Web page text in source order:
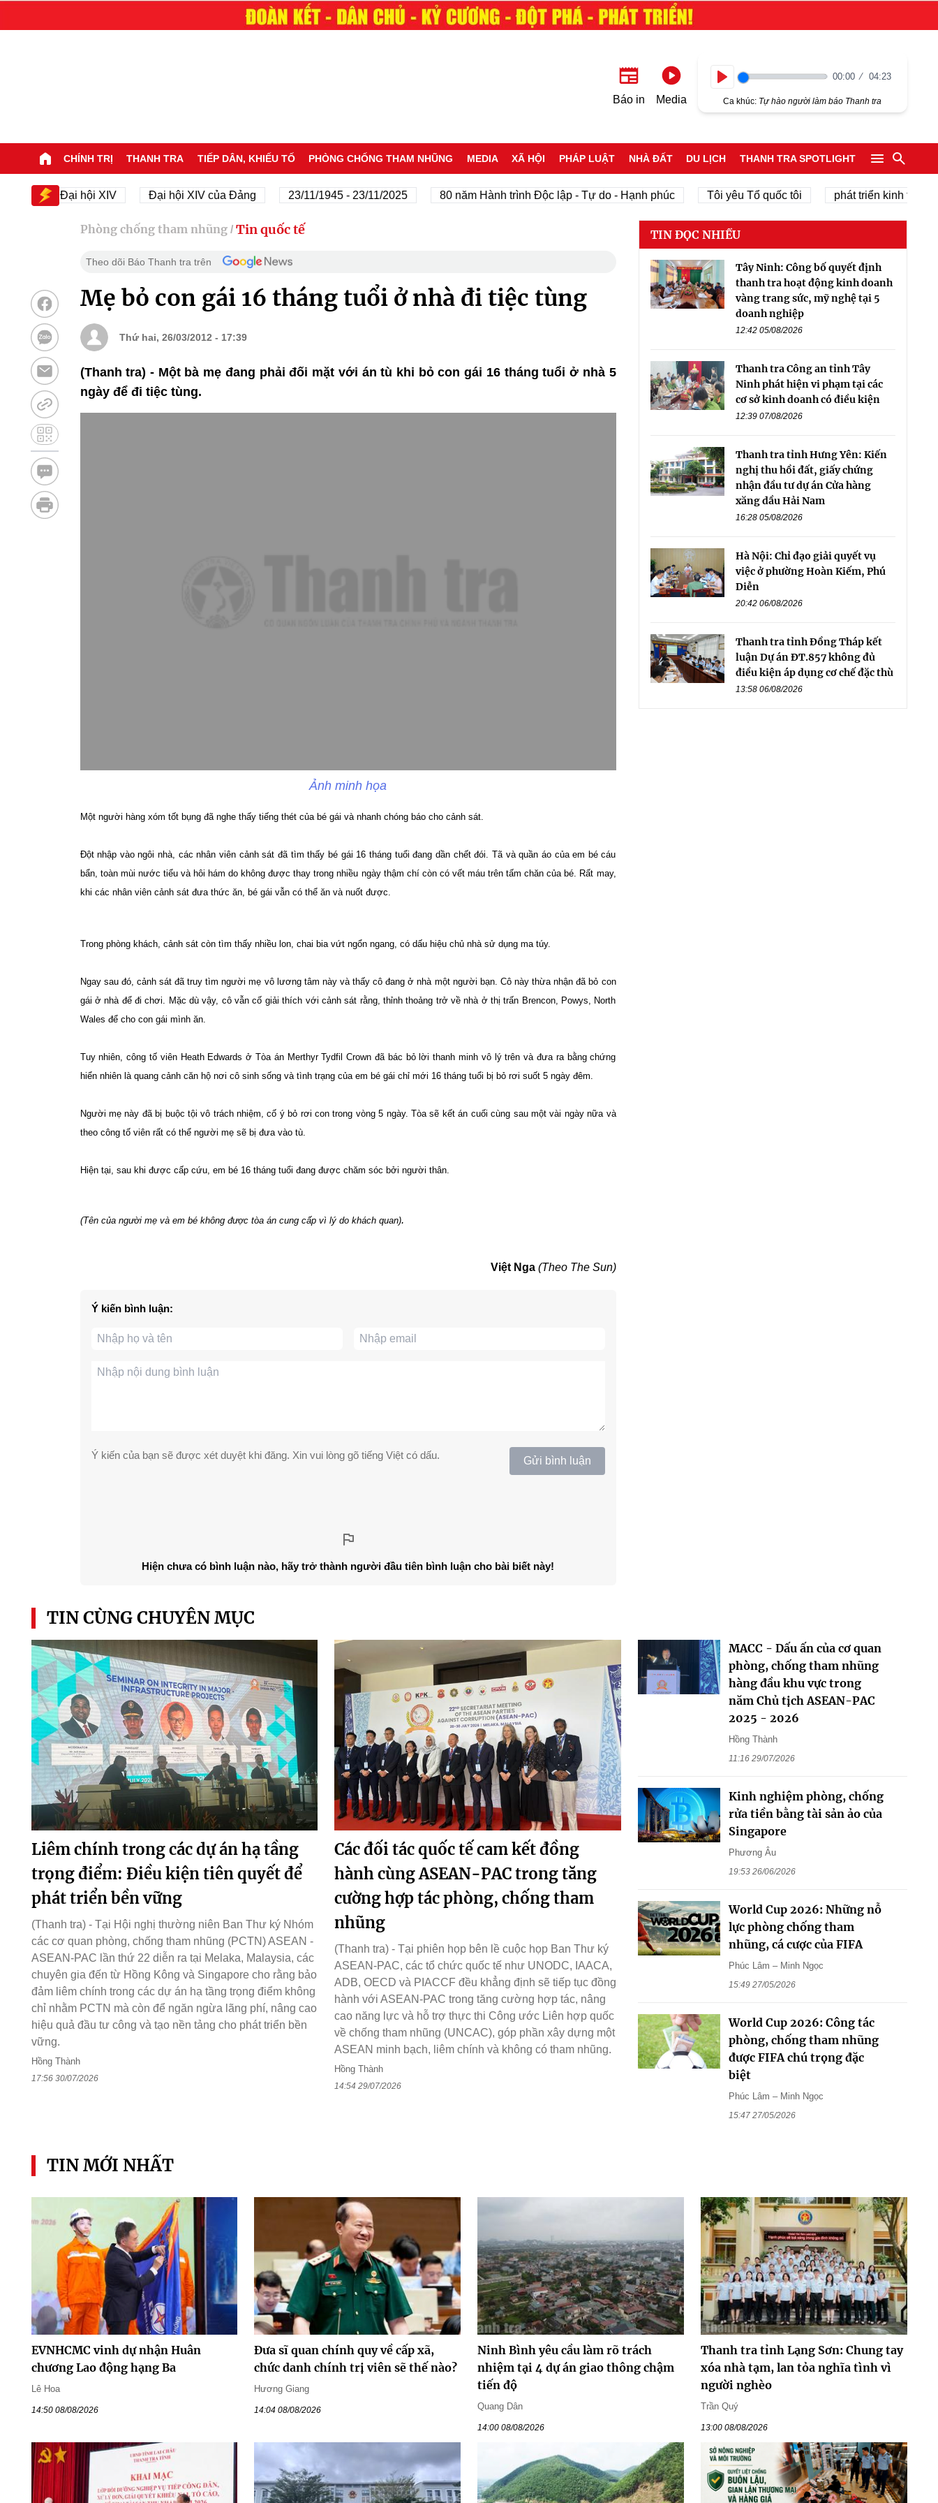
Báo in Media
00:00 04:23
Ca khúc: Tự hào người làm báo Thanh tra
CHÍNH TRỊ THANH TRA TIẾP DÂN, KHIẾU TỐ PHÒNG CHỐNG THAM NHŨNG MEDIA XÃ HỘI PHÁP LUẬT NHÀ ĐẤT DU LỊCH THANH TRA SPOTLIGHT
Đại hội XIV Đại hội XIV của Đảng 23/11/1945 - 23/11/2025 80 năm Hành trình Độc lập - Tự do - Hạnh phúc Tôi yêu Tổ quốc tôi phát triển kinh tế tư nhân
Phòng chống tham nhũng / Tin quốc tế
Theo dõi Báo Thanh tra trên
Mẹ bỏ con gái 16 tháng tuổi ở nhà đi tiệc tùng
Thứ hai, 26/03/2012 - 17:39
(Thanh tra) - Một bà mẹ đang phải đối mặt với án tù khi bỏ con gái 16 tháng tuổi ở nhà 5
ngày để đi tiệc tùng.
Ảnh minh họa
Một người hàng xóm tốt bụng đã nghe thấy tiếng thét của bé gái và nhanh chóng báo cho cảnh sát.
Đột nhập vào ngôi nhà, các nhân viên cảnh sát đã tìm thấy bé gái 16 tháng tuổi đang dần chết đói. Tã và quần áo của em bé cáu
bẩn, toàn mùi nước tiểu và hôi hám do không được thay trong nhiều ngày thậm chí còn có vết máu trên tấm chăn của bé. Rất may,
khi các nhân viên cảnh sát đưa thức ăn, bé gái vẫn có thể ăn và nuốt được.
Trong phòng khách, cảnh sát còn tìm thấy nhiều lon, chai bia vứt ngổn ngang, có dấu hiệu chủ nhà sử dụng ma túy.
Ngay sau đó, cảnh sát đã truy tìm người mẹ vô lương tâm này và thấy cô đang ở nhà một người bạn. Cô này thừa nhận đã bỏ con
gái ở nhà để đi chơi. Mặc dù vậy, cô vẫn cố giải thích với cảnh sát rằng, thỉnh thoảng trở về nhà ở thị trấn Brencon, Powys, North
Wales để cho con gái mình ăn.
Tuy nhiên, công tố viên Heath Edwards ở Tòa án Merthyr Tydfil Crown đã bác bỏ lời thanh minh vô lý trên và đưa ra bằng chứng
hiển nhiên là quang cảnh căn hộ nơi cô sinh sống và tình trạng của em bé gái chỉ mới 16 tháng tuổi bị bỏ rơi suốt 5 ngày đêm.
Người mẹ này đã bị buộc tội vô trách nhiệm, cố ý bỏ rơi con trong vòng 5 ngày. Tòa sẽ kết án cuối cùng sau một vài ngày nữa và
theo công tố viên rất có thể người mẹ sẽ bị đưa vào tù.
Hiện tại, sau khi được cấp cứu, em bé 16 tháng tuổi đang được chăm sóc bởi người thân.
(Tên của người mẹ và em bé không được tòa án cung cấp vì lý do khách quan).
Việt Nga (Theo The Sun)
Ý kiến bình luận:
Ý kiến của bạn sẽ được xét duyệt khi đăng. Xin vui lòng gõ tiếng Việt có dấu. Gửi bình luận
Hiện chưa có bình luận nào, hãy trở thành người đầu tiên bình luận cho bài biết này!
TIN ĐỌC NHIỀU
Tây Ninh: Công bố quyết định
thanh tra hoạt động kinh doanh
vàng trang sức, mỹ nghệ tại 5
doanh nghiệp
12:42 05/08/2026
Thanh tra Công an tỉnh Tây
Ninh phát hiện vi phạm tại các
cơ sở kinh doanh có điều kiện
12:39 07/08/2026
Thanh tra tỉnh Hưng Yên: Kiến
nghị thu hồi đất, giấy chứng
nhận đầu tư dự án Cửa hàng
xăng dầu Hải Nam
16:28 05/08/2026
Hà Nội: Chỉ đạo giải quyết vụ
việc ở phường Hoàn Kiếm, Phú
Diễn
20:42 06/08/2026
Thanh tra tỉnh Đồng Tháp kết
luận Dự án ĐT.857 không đủ
điều kiện áp dụng cơ chế đặc thù
13:58 06/08/2026
TIN CÙNG CHUYÊN MỤC
Liêm chính trong các dự án hạ tầng
trọng điểm: Điều kiện tiên quyết để
phát triển bền vững
(Thanh tra) - Tại Hội nghị thường niên Ban Thư ký Nhóm
các cơ quan phòng, chống tham nhũng (PCTN) ASEAN -
ASEAN-PAC lần thứ 22 diễn ra tại Melaka, Malaysia, các
chuyên gia đến từ Hồng Kông và Singapore cho rằng bảo
đảm liêm chính trong các dự án hạ tầng trọng điểm không
chỉ nhằm PCTN mà còn để ngăn ngừa lãng phí, nâng cao
hiệu quả đầu tư công và tạo nền tảng cho phát triển bền
vững.
Hồng Thành
17:56 30/07/2026
Các đối tác quốc tế cam kết đồng
hành cùng ASEAN-PAC trong tăng
cường hợp tác phòng, chống tham
nhũng
(Thanh tra) - Tại phiên họp bên lề cuộc họp Ban Thư ký
ASEAN-PAC, các tổ chức quốc tế như UNODC, IAACA,
ADB, OECD và PIACCF đều khẳng định sẽ tiếp tục đồng
hành với ASEAN-PAC trong tăng cường hợp tác, nâng
cao năng lực và hỗ trợ thực thi Công ước Liên hợp quốc
về chống tham nhũng (UNCAC), góp phần xây dựng một
ASEAN minh bạch, liêm chính và không có tham nhũng.
Hồng Thành
14:54 29/07/2026
MACC - Dấu ấn của cơ quan
phòng, chống tham nhũng
hàng đầu khu vực trong
năm Chủ tịch ASEAN-PAC
2025 - 2026
Hồng Thành
11:16 29/07/2026
Kinh nghiệm phòng, chống
rửa tiền bằng tài sản ảo của
Singapore
Phương Âu
19:53 26/06/2026
World Cup 2026: Những nỗ
lực phòng chống tham
nhũng, cá cược của FIFA
Phúc Lâm – Minh Ngọc
15:49 27/05/2026
World Cup 2026: Công tác
phòng, chống tham nhũng
được FIFA chú trọng đặc
biệt
Phúc Lâm – Minh Ngọc
15:47 27/05/2026
TIN MỚI NHẤT
EVNHCMC vinh dự nhận Huân
chương Lao động hạng Ba
Lê Hoa
14:50 08/08/2026
Đưa sĩ quan chính quy về cấp xã,
chức danh chính trị viên sẽ thế nào?
Hương Giang
14:04 08/08/2026
Ninh Bình yêu cầu làm rõ trách
nhiệm tại 4 dự án giao thông chậm
tiến độ
Quang Dân
14:00 08/08/2026
Thanh tra tỉnh Lạng Sơn: Chung tay
xóa nhà tạm, lan tỏa nghĩa tình vì
người nghèo
Trần Quý
13:00 08/08/2026